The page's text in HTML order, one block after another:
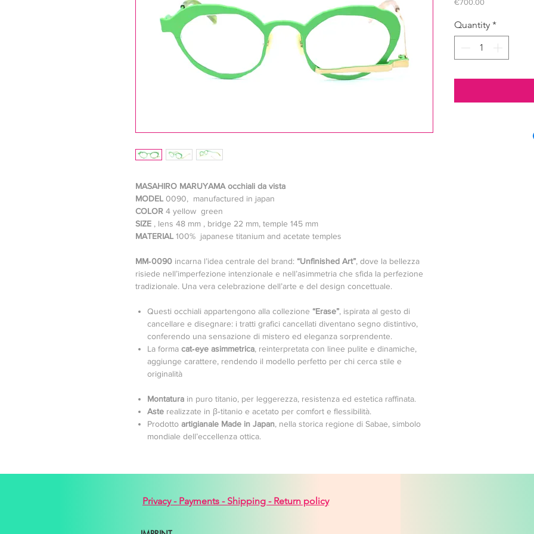
MASAHIRO MARUYAMA occhiali da vista
MODEL 0090, manufactured in japan
COLOR 4 yellow green
SIZE , lens 48 mm , bridge 22 mm, temple 145 mm
MATERIAL 100% japanese titanium and acetate temples
MM‑0090 incarna l’idea centrale del brand: “Unfinished Art”, dove la bellezza
risiede nell’imperfezione intenzionale e nell’asimmetria che sfida la perfezione
tradizionale. Una vera celebrazione dell’arte e del design concettuale.
Questi occhiali appartengono alla collezione “Erase”, ispirata al gesto di
cancellare e disegnare: i tratti grafici cancellati diventano segno distintivo,
conferendo una sensazione di mistero ed eleganza sorprendente.
La forma cat‑eye asimmetrica, reinterpretata con linee pulite e dinamiche,
aggiunge carattere, rendendo il modello perfetto per chi cerca stile e
originalità
Montatura in puro titanio, per leggerezza, resistenza ed estetica raffinata.
Aste realizzate in β‑titanio e acetato per comfort e flessibilità.
Prodotto artigianale Made in Japan, nella storica regione di Sabae, simbolo
mondiale dell’eccellenza ottica.
€700.00
Quantity *
Privacy - Payments - Shipping - Return policy